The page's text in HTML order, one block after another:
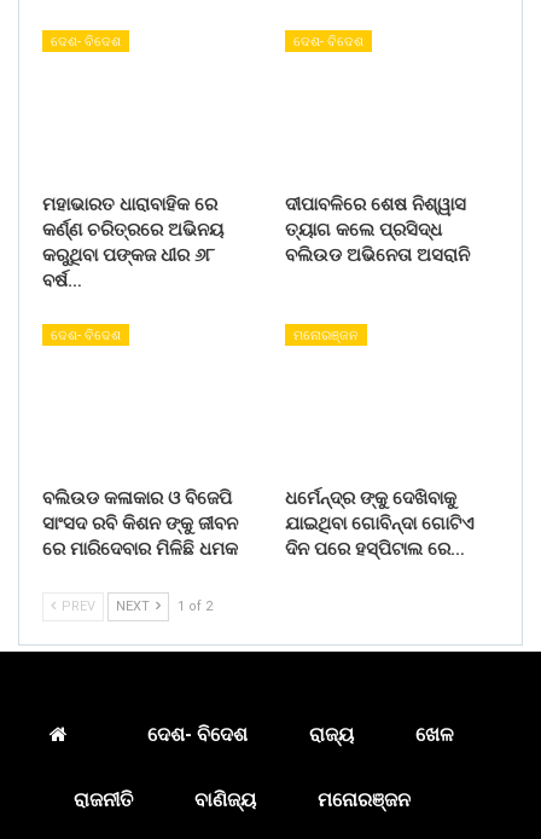
ଦେଶ- ବିଦେଶ
ମହାଭାରତ ଧାରାବାହିକ ରେ
କର୍ଣ୍ଣ ଚରିତ୍ରରେ ଅଭିନୟ
କରୁଥିବା ପଙ୍କଜ ଧୀର ୬୮
ବର୍ଷ…
ଦେଶ- ବିଦେଶ
ଦୀପାବଳିରେ ଶେଷ ନିଶ୍ୱାସ
ତ୍ୟାଗ କଲେ ପ୍ରସିଦ୍ଧ
ବଲିଉଡ ଅଭିନେତା ଅସରାନି
ଦେଶ- ବିଦେଶ
ବଲିଉଡ କଳାକାର ଓ ବିଜେପି
ସାଂସଦ ରବି କିଶନ ଙ୍କୁ ଜୀବନ
ରେ ମାରିଦେବାର ମିଳିଛି ଧମକ
ମନୋରଞ୍ଜନ
ଧର୍ମେନ୍ଦ୍ର ଙ୍କୁ ଦେଖିବାକୁ
ଯାଇଥିବା ଗୋବିନ୍ଦା ଗୋଟିଏ
ଦିନ ପରେ ହସ୍ପିଟାଲ ରେ…
PREV NEXT 1 of 2
ଦେଶ- ବିଦେଶ ରାଜ୍ୟ ଖେଳ
ରାଜନୀତି ବାଣିଜ୍ୟ ମନୋରଞ୍ଜନ